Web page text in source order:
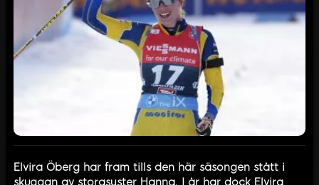
Elvira Öberg har fram tills den här säsongen stått i
skuggan av storasyster Hanna. I år har dock Elvira